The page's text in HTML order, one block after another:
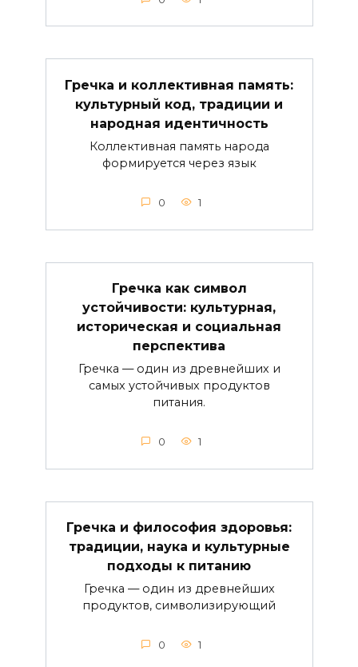
Гречка и коллективная память:
культурный код, традиции и
народная идентичность
Коллективная память народа
формируется через язык
0 1
Гречка как символ
устойчивости: культурная,
историческая и социальная
перспектива
Гречка — один из древнейших и
самых устойчивых продуктов
питания.
0 1
Гречка и философия здоровья:
традиции, наука и культурные
подходы к питанию
Гречка — один из древнейших
продуктов, символизирующий
0 1